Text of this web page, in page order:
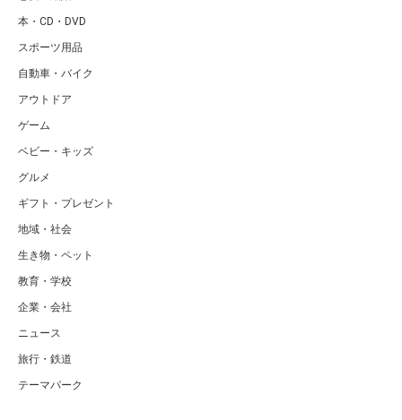
本・CD・DVD
スポーツ用品
自動車・バイク
アウトドア
ゲーム
ベビー・キッズ
グルメ
ギフト・プレゼント
地域・社会
生き物・ペット
教育・学校
企業・会社
ニュース
旅行・鉄道
テーマパーク